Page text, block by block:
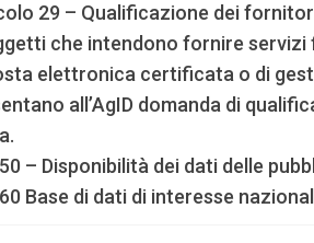
29 – Qualificazione dei
che intendono fornire
elettronica certificata o di
all’AgID domanda di
– Disponibilità dei dati delle
Base di dati di interesse